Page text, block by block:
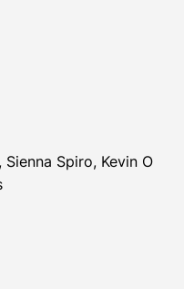
Spiro, Kevin O